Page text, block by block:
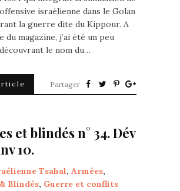
israélienne dans le Golan
la guerre dite du Kippour. A
du magazine, j’ai été un peu
le nom du…
Partager
et blindés n° 34. Dév
10.
Tsahal, Armées,
Blindés, Guerre et conflits